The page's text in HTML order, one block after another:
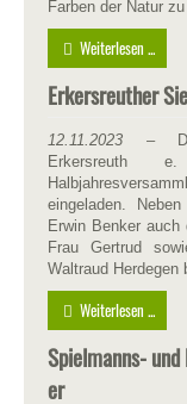
Farben der Natur
Weiterlesen ...
Erkersreuther
12.11.2023 – Die
eingeladen.
Erwin Benker
Frau Gertrud
Waltraud Herdegen
Weiterlesen ...
Spielmanns-
er